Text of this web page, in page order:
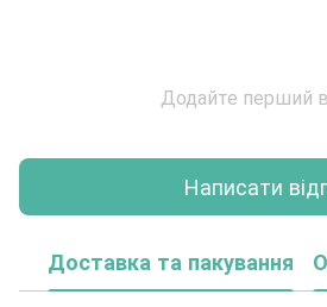
Додайте перший
Написати
Доставка та пакування